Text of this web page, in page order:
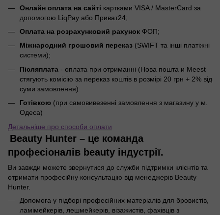
Онлайн оплата на сайті картками VISA / MasterCard за
допомогою LiqPay або Приват24;
Оплата на розрахунковий рахунок ФОП;
Міжнародний грошовий переказ (SWIFT та інші платіжні
системи);
Післяплата - оплата при отриманні (Нова пошта и Meest
стягують комісію за переказ коштів в розмірі 20 грн + 2% від
суми замовлення)
Готівкою (при самовивезенні замовлення з магазину у м.
Одеса)
Детальніше про способи оплати
Beauty Hunter – це команда
професіоналів beauty індустрії.
Ви завжди можете звернутися до служби підтримки клієнтів та
отримати професійну консультацію від менеджерів Beauty
Hunter.
Допомога у підборі професійних матеріалів для бровистів,
ламімейкерів, лешмейкерів, візажистів, фахівців з